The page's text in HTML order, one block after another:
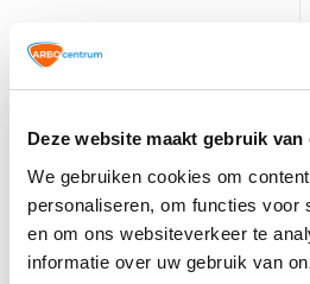
Deze website maakt gebruik van
We gebruiken cookies om
personaliseren, om functies voor
en om ons websiteverkeer te
informatie over uw gebruik van
Gaatjestang
Gaatjestang voor
Normaal:
Je bespaart:(3% Korting)
Totaalbedrag: